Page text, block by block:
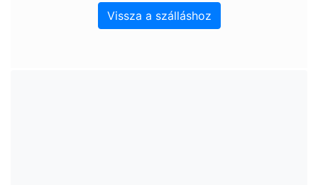
Vissza a szálláshoz